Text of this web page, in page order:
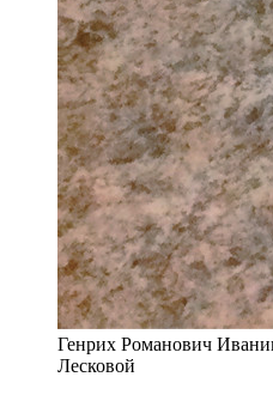
Генрих Романович
Лесковой